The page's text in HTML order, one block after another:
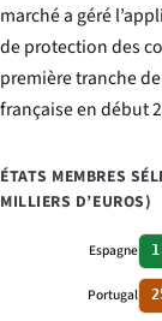
marché a géré
de protection des
première tranche
française en début
ÉTATS MEMBRES
MILLIERS D’EUROS)
Espagne
Portugal